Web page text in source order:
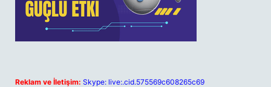
Reklam ve İletişim: Skype: live:.cid.575569c608265c69